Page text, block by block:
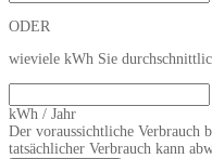
ODER
wieviele kWh Sie
kWh / Jahr
Der voraussichtliche Verbrauch
tatsächlicher Verbrauch kann